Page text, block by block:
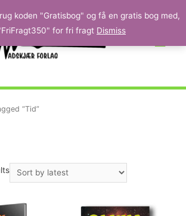
koden "Gratisbog" og få en gratis bog med,
for fri fragt Dismiss
“Tid”